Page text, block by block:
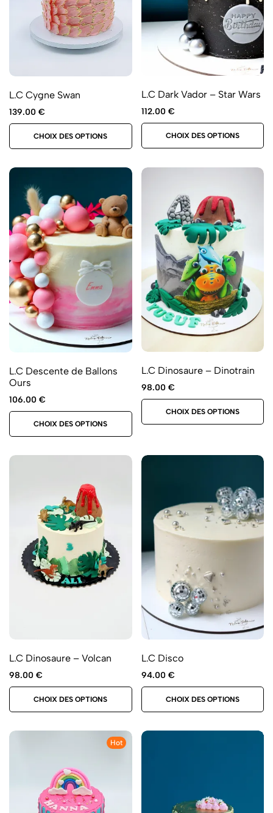
L.C Cygne Swan
139.00 €
CHOIX DES OPTIONS
L.C Dark Vador – Star Wars
112.00 €
CHOIX DES OPTIONS
L.C Descente de Ballons
Ours
106.00 €
CHOIX DES OPTIONS
L.C Dinosaure – Dinotrain
98.00 €
CHOIX DES OPTIONS
L.C Dinosaure – Volcan
98.00 €
CHOIX DES OPTIONS
L.C Disco
94.00 €
CHOIX DES OPTIONS
Hot